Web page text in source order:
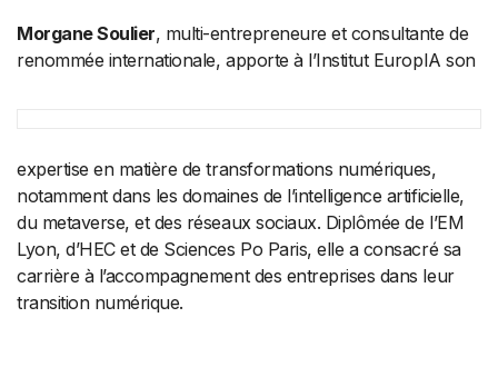
Morgane Soulier, multi-entrepreneure et consultante de
renommée internationale, apporte à l’Institut EuropIA son
expertise en matière de transformations numériques,
notamment dans les domaines de l’intelligence artificielle,
du metaverse, et des réseaux sociaux. Diplômée de l’EM
Lyon, d’HEC et de Sciences Po Paris, elle a consacré sa
carrière à l’accompagnement des entreprises dans leur
transition numérique.